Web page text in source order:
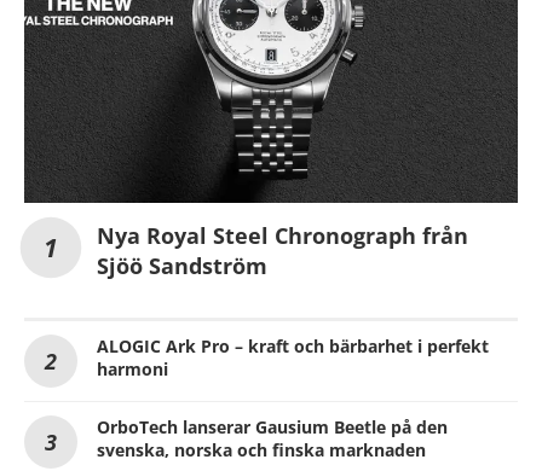
Nya Royal Steel Chronograph från
Sjöö Sandström
ALOGIC Ark Pro – kraft och bärbarhet i perfekt
harmoni
OrboTech lanserar Gausium Beetle på den
svenska, norska och finska marknaden